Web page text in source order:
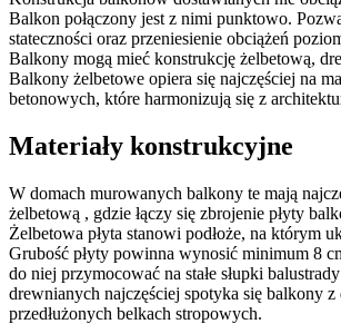
Balkon połączony jest z nimi punktowo.
stateczności oraz przeniesienie obciążeń
Balkony mogą mieć konstrukcję żelbetową,
Balkony żelbetowe opiera się najczęściej na
betonowych, które harmonizują się z
Materiały konstrukcyjne
W domach murowanych balkony te mają
żelbetową , gdzie łączy się zbrojenie płyty
Żelbetowa płyta stanowi podłoże, na którym
Grubość płyty powinna wynosić minimum 8
do niej przymocować na stałe słupki
drewnianych najczęściej spotyka się balkony z
przedłużonych belkach stropowych.